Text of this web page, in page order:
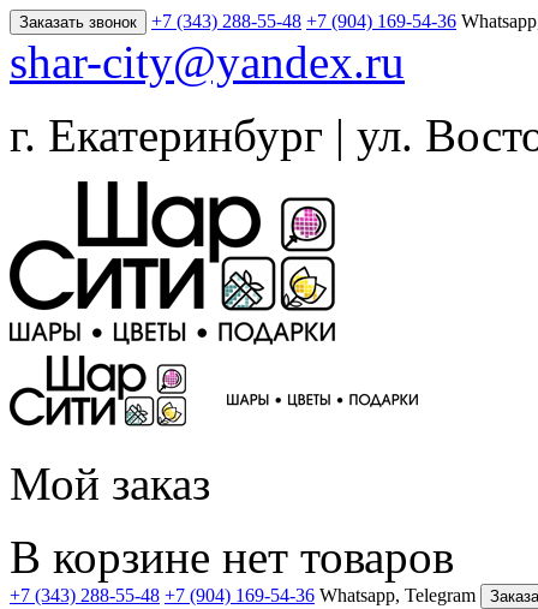
Заказать звонок +7 (343) 288-55-48 +7 (904) 169-54-36
shar-city@yandex.ru
г. Екатеринбург | ул.
Мой заказ
В корзине нет товаров
+7 (343) 288-55-48 +7 (904) 169-54-36 Whatsapp, Telegram